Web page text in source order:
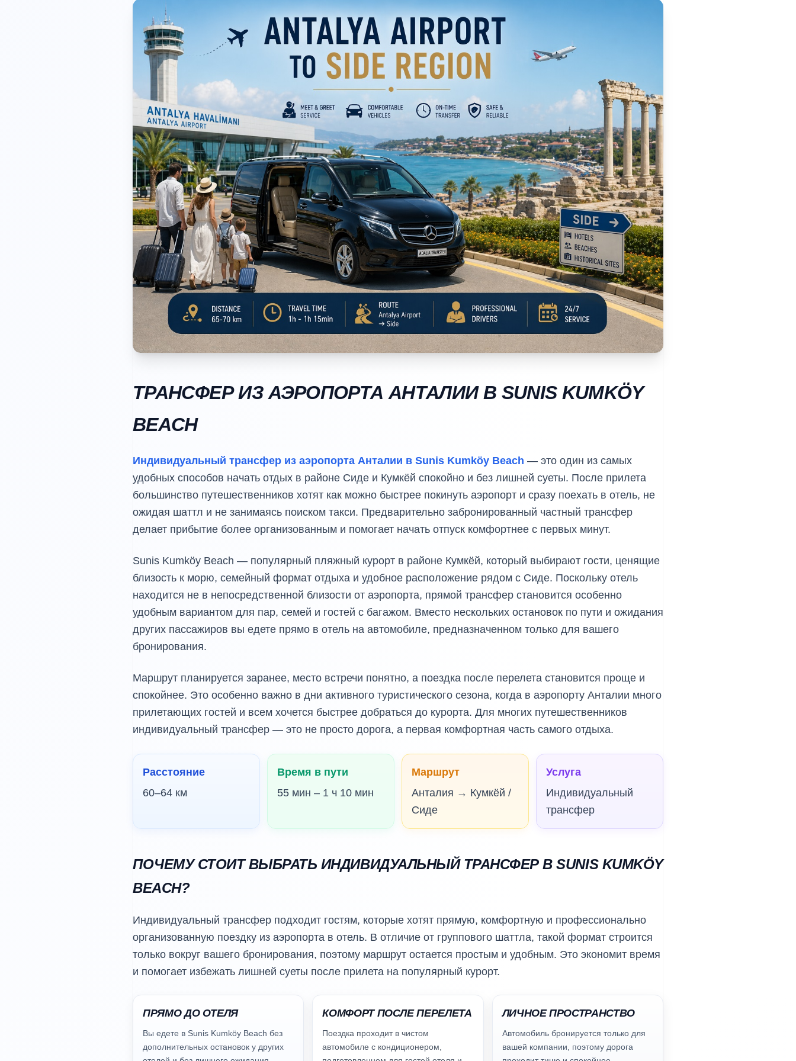
ТРАНСФЕР ИЗ АЭРОПОРТА АНТАЛИИ В SUNIS KUMKÖY
BEACH
Индивидуальный трансфер из аэропорта Анталии в Sunis Kumköy Beach — это один из самых
удобных способов начать отдых в районе Сиде и Кумкёй спокойно и без лишней суеты. После прилета
большинство путешественников хотят как можно быстрее покинуть аэропорт и сразу поехать в отель, не
ожидая шаттл и не занимаясь поиском такси. Предварительно забронированный частный трансфер
делает прибытие более организованным и помогает начать отпуск комфортнее с первых минут.
Sunis Kumköy Beach — популярный пляжный курорт в районе Кумкёй, который выбирают гости, ценящие
близость к морю, семейный формат отдыха и удобное расположение рядом с Сиде. Поскольку отель
находится не в непосредственной близости от аэропорта, прямой трансфер становится особенно
удобным вариантом для пар, семей и гостей с багажом. Вместо нескольких остановок по пути и ожидания
других пассажиров вы едете прямо в отель на автомобиле, предназначенном только для вашего
бронирования.
Маршрут планируется заранее, место встречи понятно, а поездка после перелета становится проще и
спокойнее. Это особенно важно в дни активного туристического сезона, когда в аэропорту Анталии много
прилетающих гостей и всем хочется быстрее добраться до курорта. Для многих путешественников
индивидуальный трансфер — это не просто дорога, а первая комфортная часть самого отдыха.
Расстояние
60–64 км
Время в пути
55 мин – 1 ч 10 мин
Маршрут
Анталия → Кумкёй /
Сиде
Услуга
Индивидуальный
трансфер
ПОЧЕМУ СТОИТ ВЫБРАТЬ ИНДИВИДУАЛЬНЫЙ ТРАНСФЕР В SUNIS KUMKÖY
BEACH?
Индивидуальный трансфер подходит гостям, которые хотят прямую, комфортную и профессионально
организованную поездку из аэропорта в отель. В отличие от группового шаттла, такой формат строится
только вокруг вашего бронирования, поэтому маршрут остается простым и удобным. Это экономит время
и помогает избежать лишней суеты после прилета на популярный курорт.
ПРЯМО ДО ОТЕЛЯ
Вы едете в Sunis Kumköy Beach без
дополнительных остановок у других
КОМФОРТ ПОСЛЕ ПЕРЕЛЕТА
Поездка проходит в чистом
автомобиле с кондиционером,
ЛИЧНОЕ ПРОСТРАНСТВО
Автомобиль бронируется только для
вашей компании, поэтому дорога